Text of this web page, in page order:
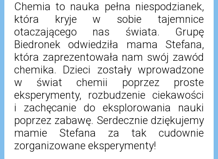
Chemia to nauka pełna niespodzianek,
która kryje w sobie tajemnice
otaczającego nas świata. Grupę
Biedronek odwiedziła mama Stefana,
która zaprezentowała nam swój zawód
chemika. Dzieci zostały wprowadzone
w świat chemii poprzez proste
eksperymenty, rozbudzenie ciekawości
i zachęcanie do eksplorowania nauki
poprzez zabawę. Serdecznie dziękujemy
mamie Stefana za tak cudownie
zorganizowane eksperymenty!